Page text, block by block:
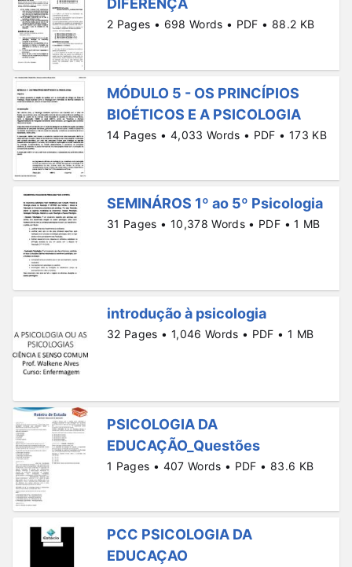
DIFERENÇA
2 Pages • 698 Words • PDF • 88.2 KB
MÓDULO 5 - OS PRINCÍPIOS
BIOÉTICOS E A PSICOLOGIA
14 Pages • 4,033 Words • PDF • 173 KB
SEMINÁROS 1º ao 5º Psicologia
31 Pages • 10,378 Words • PDF • 1 MB
introdução à psicologia
32 Pages • 1,046 Words • PDF • 1 MB
PSICOLOGIA DA
EDUCAÇÃO_Questões
1 Pages • 407 Words • PDF • 83.6 KB
PCC PSICOLOGIA DA
EDUCAÇAO